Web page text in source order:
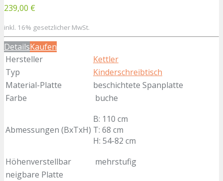
239,00 €
inkl. 16% gesetzlicher MwSt.
DetailsKaufen
Hersteller
Kettler
Typ
Kinderschreibtisch
Material-Platte
beschichtete Spanplatte
Farbe
buche
Abmessungen (BxTxH)
B: 110 cm
T: 68 cm
H: 54-82 cm
Höhenverstellbar
mehrstufig
neigbare Platte